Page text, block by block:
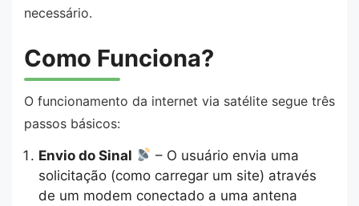
necessário.
Como Funciona?
O funcionamento da internet via satélite segue três
passos básicos:
Envio do Sinal
– O usuário envia uma
solicitação (como carregar um site) através
de um modem conectado a uma antena